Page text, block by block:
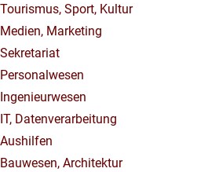
Tourismus, Sport, Kultur
Medien, Marketing
Sekretariat
Personalwesen
Ingenieurwesen
IT, Datenverarbeitung
Aushilfen
Bauwesen, Architektur